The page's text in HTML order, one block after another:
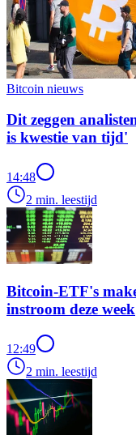
Bitcoin nieuws
Dit zeggen
is kwestie van tijd'
14:48
2 min. leestijd
Bitcoin-ETF's
instroom deze week
12:49
2 min. leestijd